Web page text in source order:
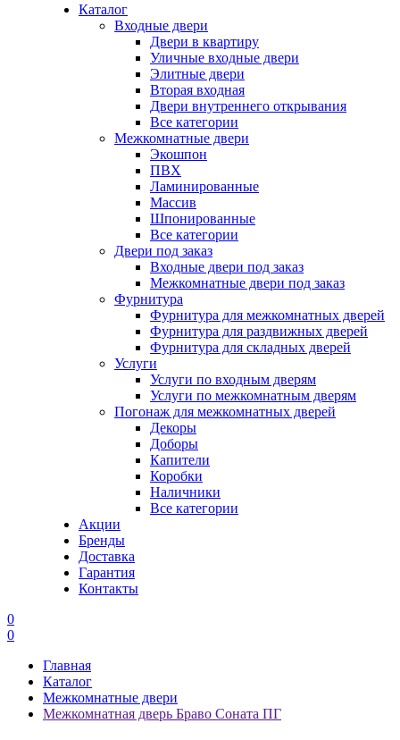
Каталог
Входные двери
Двери в квартиру
Уличные входные двери
Элитные двери
Вторая входная
Двери внутреннего открывания
Все категории
Межкомнатные двери
Экошпон
ПВХ
Ламинированные
Массив
Шпонированные
Все категории
Двери под заказ
Входные двери под заказ
Межкомнатные двери под заказ
Фурнитура
Фурнитура для межкомнатных дверей
Фурнитура для раздвижных дверей
Фурнитура для складных дверей
Услуги
Услуги по входным дверям
Услуги по межкомнатным дверям
Погонаж для межкомнатных дверей
Декоры
Доборы
Капители
Коробки
Наличники
Все категории
Акции
Бренды
Доставка
Гарантия
Контакты
0
0
Главная
Каталог
Межкомнатные двери
Межкомнатная дверь Браво Соната ПГ